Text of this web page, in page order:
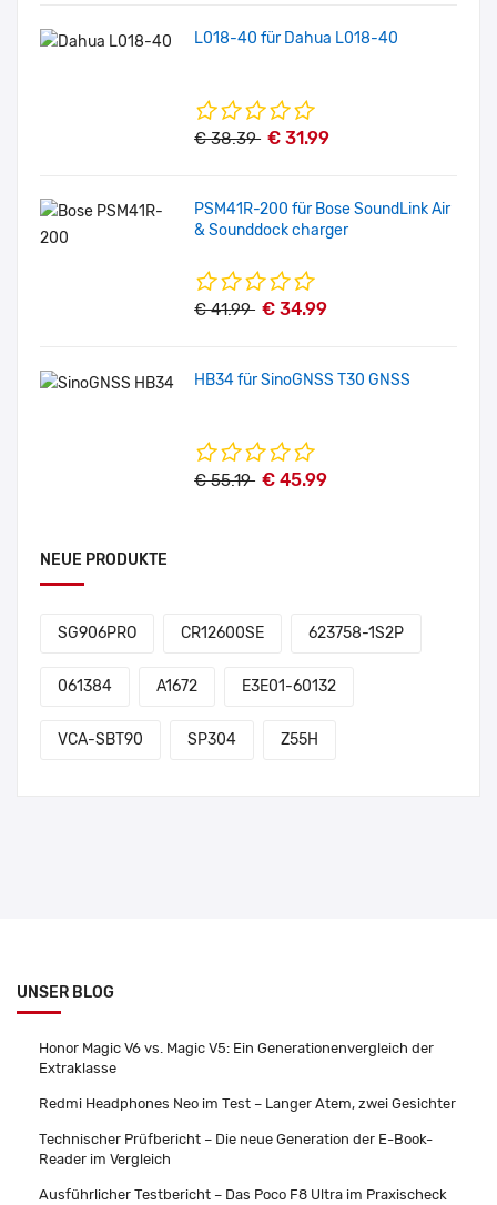
L018-40 für Dahua L018-40
€ 38.39 € 31.99
PSM41R-200 für Bose SoundLink Air
& Sounddock charger
€ 41.99 € 34.99
HB34 für SinoGNSS T30 GNSS
€ 55.19 € 45.99
NEUE PRODUKTE
SG906PRO CR12600SE 623758-1S2P
061384 A1672 E3E01-60132
VCA-SBT90 SP304 Z55H
UNSER BLOG
Honor Magic V6 vs. Magic V5: Ein Generationenvergleich der
Extraklasse
Redmi Headphones Neo im Test – Langer Atem, zwei Gesichter
Technischer Prüfbericht – Die neue Generation der E-Book-
Reader im Vergleich
Ausführlicher Testbericht – Das Poco F8 Ultra im Praxischeck